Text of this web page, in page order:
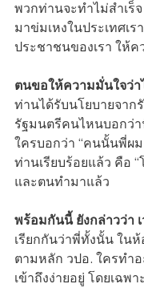
พวกท่านจะทำไม่สำเร็
มาข่มเหงในประเทศเร
ประชาชนของเรา ให้
ตนขอให้ความมั่นใจว่า
ท่านได้รับนโยบายจาก
รัฐมนตรีคนไหนบอกว่
ใครบอกว่า “คนนั้นพี่ผ
ท่านเรียบร้อยแล้ว คือ
และตนทำมาแล้ว
พร้อมกันนี้ ยังกล่าวว่า
เรียกกันว่าพี่ทั้งนั้น ใน
ตามหลัก วปอ. ใครทำ
เข้าถึงง่ายอยู่ โดยเฉพ